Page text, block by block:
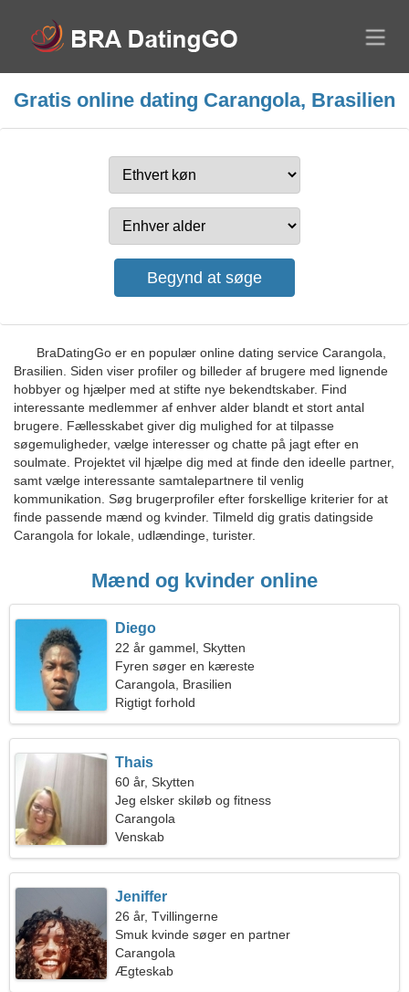
Gratis online dating Carangola, Brasilien
BraDatingGo er en populær online dating service Carangola,
Brasilien. Siden viser profiler og billeder af brugere med lignende
hobbyer og hjælper med at stifte nye bekendtskaber. Find
interessante medlemmer af enhver alder blandt et stort antal
brugere. Fællesskabet giver dig mulighed for at tilpasse
søgemuligheder, vælge interesser og chatte på jagt efter en
soulmate. Projektet vil hjælpe dig med at finde den ideelle partner,
samt vælge interessante samtalepartnere til venlig
kommunikation. Søg brugerprofiler efter forskellige kriterier for at
finde passende mænd og kvinder. Tilmeld dig gratis datingside
Carangola for lokale, udlændinge, turister.
Mænd og kvinder online
Diego
22 år gammel, Skytten
Fyren søger en kæreste
Carangola, Brasilien
Rigtigt forhold
Thais
60 år, Skytten
Jeg elsker skiløb og fitness
Carangola
Venskab
Jeniffer
26 år, Tvillingerne
Smuk kvinde søger en partner
Carangola
Ægteskab